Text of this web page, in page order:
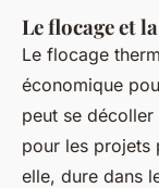
Le flocage et
Le flocage
économique
peut se
pour les projets
elle, dure dans